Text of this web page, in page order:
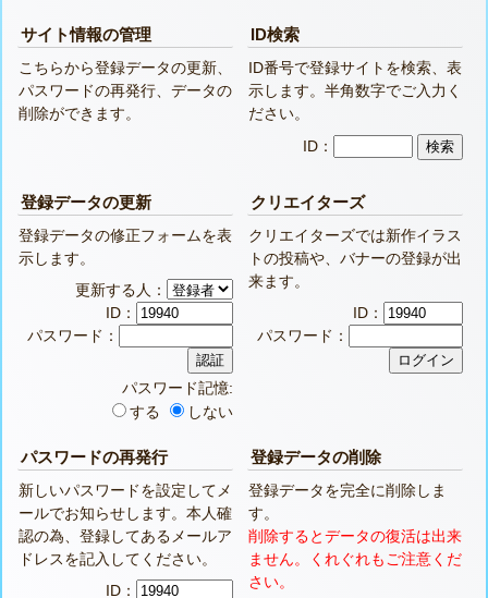
サイト情報の管理
こちらから登録データの更新、
パスワードの再発行、データの
削除ができます。
ID検索
ID番号で登録サイトを検索、表
示します。半角数字でご入力く
ださい。
ID：
登録データの更新
登録データの修正フォームを表
示します。
更新する人：
ID：
パスワード：
パスワード記憶:
する
しない
クリエイターズ
クリエイターズでは新作イラス
トの投稿や、バナーの登録が出
来ます。
ID：
パスワード：
パスワードの再発行
新しいパスワードを設定してメ
ールでお知らせします。本人確
認の為、登録してあるメールア
ドレスを記入してください。
ID：
登録データの削除
登録データを完全に削除しま
す。
削除するとデータの復活は出来
ません。くれぐれもご注意くだ
さい。